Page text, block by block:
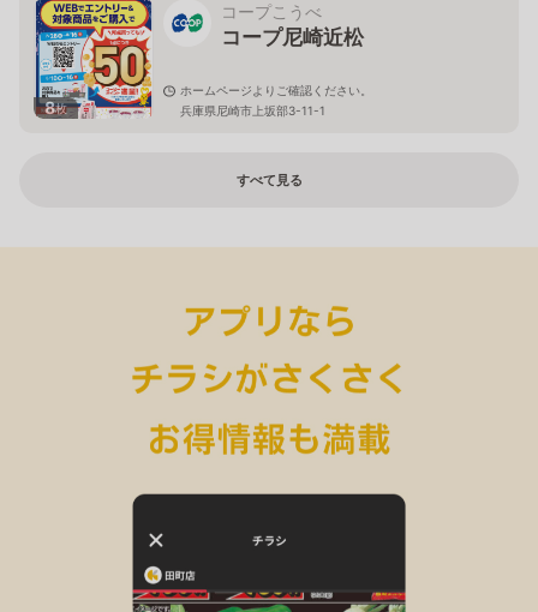
8枚
コープこうべ
コープ尼崎近松
ホームページよりご確認ください。
兵庫県尼崎市上坂部3-11-1
すべて見る